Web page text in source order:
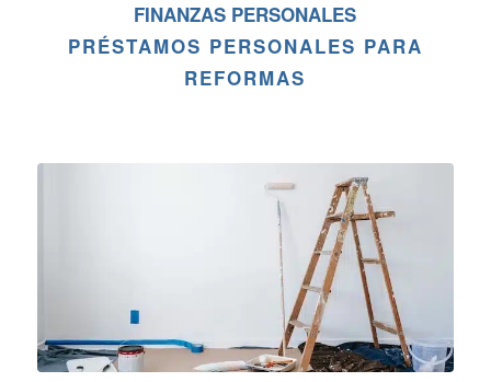
FINANZAS PERSONALES
PRÉSTAMOS PERSONALES PARA
REFORMAS